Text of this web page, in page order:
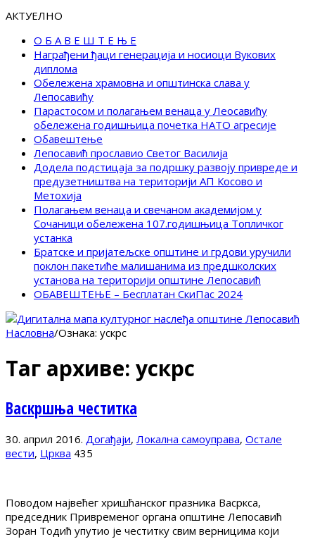
АКТУЕЛНО
О Б А В Е Ш Т Е Њ Е
Награђени ђаци генерација и носиоци Вукових
диплома
Обележена храмовна и општинска слава у
Лепосавићу
Парастосом и полагањем венаца у Леосавићу
обележена годишњица почетка НАТО агресије
Обавештење
Лепосавић прославио Светог Василија
Додела подстицаја за подршку развоју привреде и
предузетништва на територији АП Косово и
Метохија
Полагањем венаца и свечаном академијом у
Сочаници обележена 107.годишњица Топличког
устанка
Братске и пријатељске општине и грдови уручили
поклон пакетиће малишанима из предшколских
установа на територији општине Лепосавић
ОБАВЕШТЕЊЕ – Бесплатан СкиПас 2024
Насловна/Ознака: ускрс
Таг архиве: ускрс
Васкршња честитка
30. април 2016. Догађаји, Локална самоуправа, Остале
вести, Црква 435
Поводом највећег хришћанског празника Васркса,
председник Привременог органа општине Лепосавић
Зоран Тодић упутио је честитку свим верницима који